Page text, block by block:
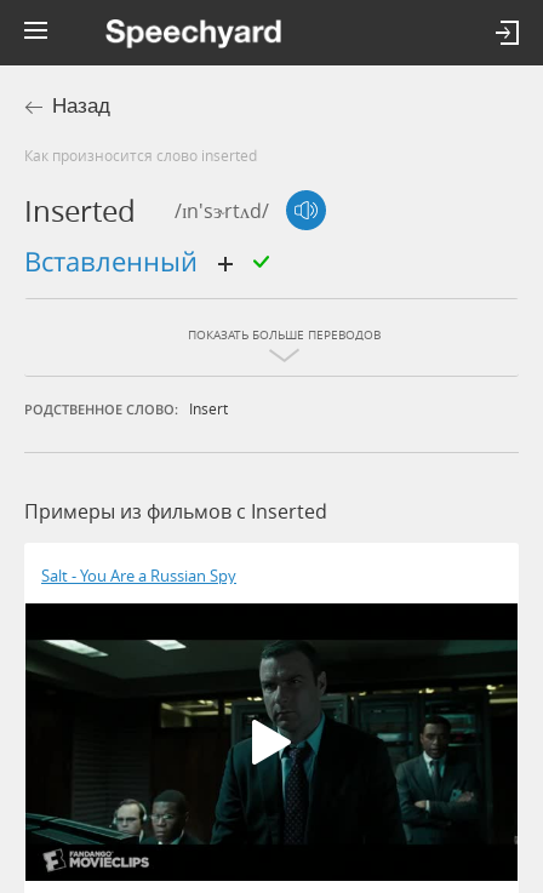
Назад
Как произносится слово inserted
Inserted /ɪn'sɝrtʌd/
вставленный
ПОКАЗАТЬ БОЛЬШЕ ПЕРЕВОДОВ
РОДСТВЕННОЕ СЛОВО: Insert
Примеры из фильмов c Inserted
Salt - You Are a Russian Spy